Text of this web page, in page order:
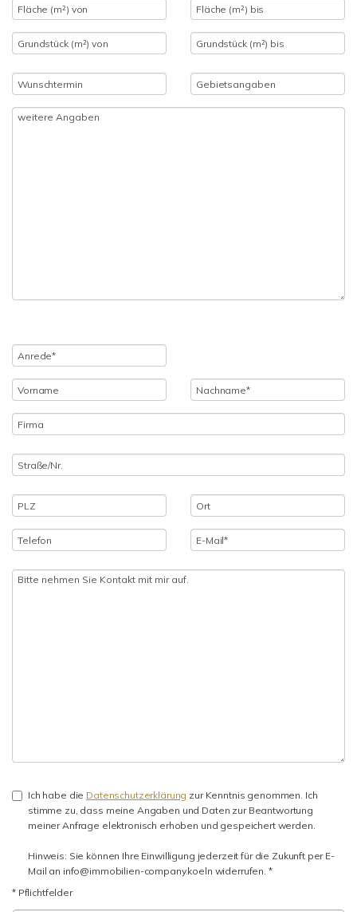
Ich habe die Datenschutzerklärung zur Kenntnis genommen. Ich
stimme zu, dass meine Angaben und Daten zur Beantwortung
meiner Anfrage elektronisch erhoben und gespeichert werden.
Hinweis: Sie können Ihre Einwilligung jederzeit für die Zukunft per E-
Mail an info@immobilien-company.koeln widerrufen. *
* Pflichtfelder